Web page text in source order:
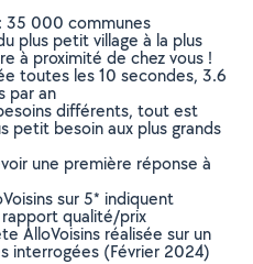
35 000 communes
plus petit village à la plus
à proximité de chez vous !
toutes les 10 secondes, 3.6
par an
différents, tout est
petit besoin aux plus grands
une première réponse à
sur 5* indiquent
rapport qualité/prix
AlloVoisins réalisée sur un
interrogées (Février 2024)